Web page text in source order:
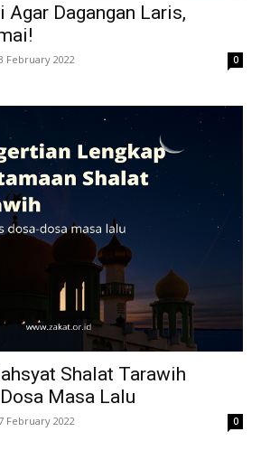
Agar Dagangan Laris,
February 2022 0
Shalat Tarawih
Masa Lalu
February 2022 0